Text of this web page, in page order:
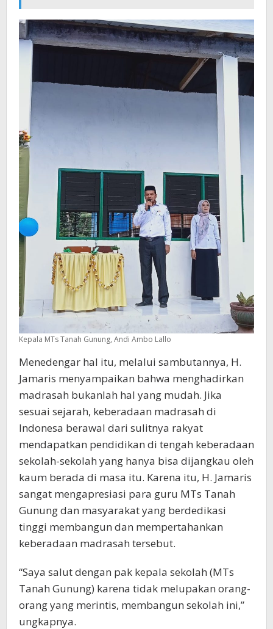
Kepala MTs Tanah Gunung, Andi Ambo Lallo
Menedengar hal itu, melalui sambutannya, H.
Jamaris menyampaikan bahwa menghadirkan
madrasah bukanlah hal yang mudah. Jika
sesuai sejarah, keberadaan madrasah di
Indonesa berawal dari sulitnya rakyat
mendapatkan pendidikan di tengah keberadaan
sekolah-sekolah yang hanya bisa dijangkau oleh
kaum berada di masa itu. Karena itu, H. Jamaris
sangat mengapresiasi para guru MTs Tanah
Gunung dan masyarakat yang berdedikasi
tinggi membangun dan mempertahankan
keberadaan madrasah tersebut.
“Saya salut dengan pak kepala sekolah (MTs
Tanah Gunung) karena tidak melupakan orang-
orang yang merintis, membangun sekolah ini,”
ungkapnya.